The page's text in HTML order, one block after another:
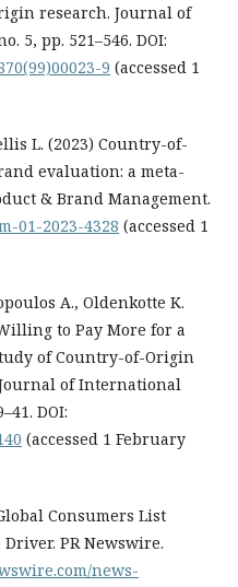
research. Journal of
5, pp. 521–546. DOI:
9 (accessed 1
L. (2023) Country-of-
evaluation: a meta-
& Brand Management.
01-2023-4328 (accessed 1
A., Oldenkotte K.
to Pay More for a
of Country-of-Origin
of International
DOI:
(accessed 1 February
Consumers List
PR Newswire.
news-